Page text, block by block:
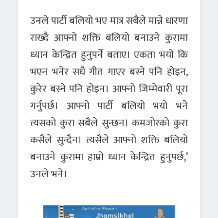
उनले पार्टी बलियो भए मात्र सबैले मान्ने धारणा
राख्दै आफ्नो शक्ति बलियो बनाउने कुरामा
ध्यान केन्द्रित हुनुपर्ने बताए। एकता भयो कि
भएन भनेर सधै गीत गाएर बस्ने पनि होइन,
कुरेर बस्ने पनि होइन। आफ्नो जिम्मेवारी पूरा
गर्नुपर्छ। आफ्नो पार्टी बलियो भयो भने
त्यसको कुरा सबैले सुन्छन। कमजोरको कुरा
कसैले सुन्दैन। त्यसैले आफ्नो शक्ति बलियो
बनाउने कुरामा हाम्रो ध्यान केन्द्रित हुनुपर्छ,’
उनले भने।